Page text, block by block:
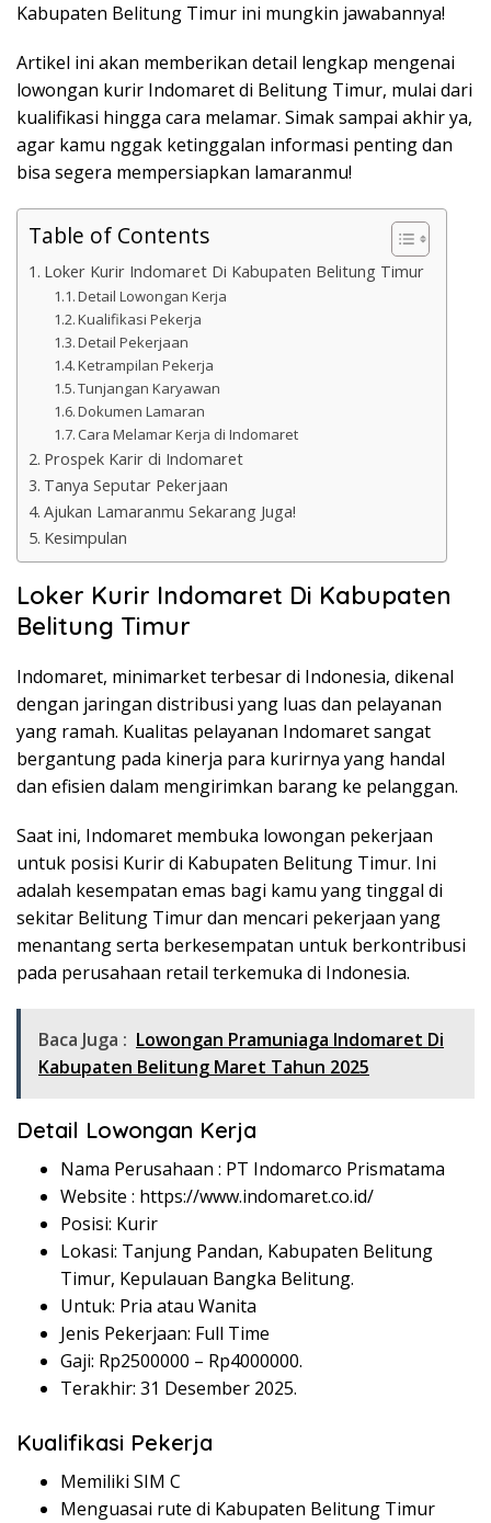
Kabupaten Belitung Timur ini mungkin jawabannya!
Artikel ini akan memberikan detail lengkap mengenai
lowongan kurir Indomaret di Belitung Timur, mulai dari
kualifikasi hingga cara melamar. Simak sampai akhir ya,
agar kamu nggak ketinggalan informasi penting dan
bisa segera mempersiapkan lamaranmu!
Table of Contents
Loker Kurir Indomaret Di Kabupaten Belitung Timur
Detail Lowongan Kerja
Kualifikasi Pekerja
Detail Pekerjaan
Ketrampilan Pekerja
Tunjangan Karyawan
Dokumen Lamaran
Cara Melamar Kerja di Indomaret
Prospek Karir di Indomaret
Tanya Seputar Pekerjaan
Ajukan Lamaranmu Sekarang Juga!
Kesimpulan
Loker Kurir Indomaret Di Kabupaten
Belitung Timur
Indomaret, minimarket terbesar di Indonesia, dikenal
dengan jaringan distribusi yang luas dan pelayanan
yang ramah. Kualitas pelayanan Indomaret sangat
bergantung pada kinerja para kurirnya yang handal
dan efisien dalam mengirimkan barang ke pelanggan.
Saat ini, Indomaret membuka lowongan pekerjaan
untuk posisi Kurir di Kabupaten Belitung Timur. Ini
adalah kesempatan emas bagi kamu yang tinggal di
sekitar Belitung Timur dan mencari pekerjaan yang
menantang serta berkesempatan untuk berkontribusi
pada perusahaan retail terkemuka di Indonesia.
Baca Juga : Lowongan Pramuniaga Indomaret Di
Kabupaten Belitung Maret Tahun 2025
Detail Lowongan Kerja
Nama Perusahaan : PT Indomarco Prismatama
Website : https://www.indomaret.co.id/
Posisi: Kurir
Lokasi: Tanjung Pandan, Kabupaten Belitung
Timur, Kepulauan Bangka Belitung.
Untuk: Pria atau Wanita
Jenis Pekerjaan: Full Time
Gaji: Rp2500000 – Rp4000000.
Terakhir: 31 Desember 2025.
Kualifikasi Pekerja
Memiliki SIM C
Menguasai rute di Kabupaten Belitung Timur